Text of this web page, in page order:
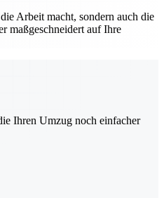
Arbeit macht, sondern auch die
maßgeschneidert auf Ihre
Ihren Umzug noch einfacher